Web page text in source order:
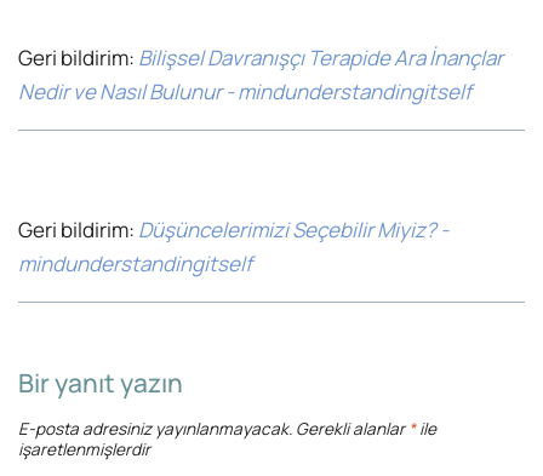
Geri bildirim: Bilişsel Davranışçı Terapide Ara İnançlar
Nedir ve Nasıl Bulunur - mindunderstandingitself
Geri bildirim: Düşüncelerimizi Seçebilir Miyiz? -
mindunderstandingitself
Bir yanıt yazın
E-posta adresiniz yayınlanmayacak. Gerekli alanlar*ile
işaretlenmişlerdir